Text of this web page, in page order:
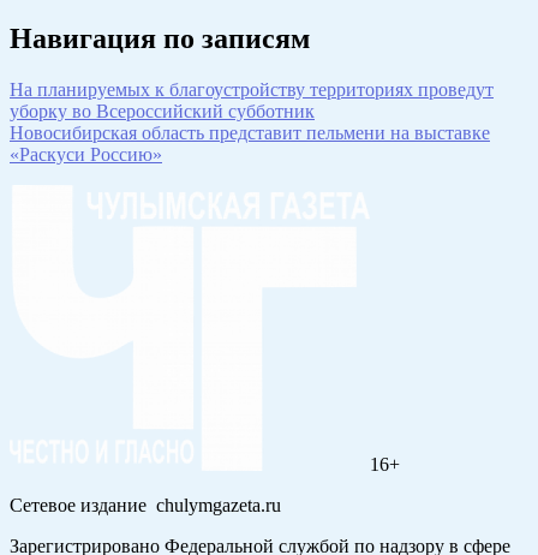
Навигация по записям
На планируемых к благоустройству территориях проведут
уборку во Всероссийский субботник
Новосибирская область представит пельмени на выставке
«Раскуси Россию»
16+
Сетевое издание chulymgazeta.ru
Зарегистрировано Федеральной службой по надзору в сфере